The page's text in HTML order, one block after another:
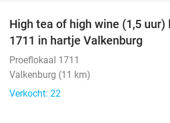
High tea of high wine (1,5
1711 in hartje Valkenburg
Proeflokaal 1711
Valkenburg (11 km)
Verkocht: 22